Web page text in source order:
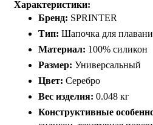
Характеристики:
Бренд: SPRINTER
Тип: Шапочка для
Материал: 100% силикон
Размер: Универсальный
Цвет: Серебро
Вес изделия: 0.048 кг
Конструктивные